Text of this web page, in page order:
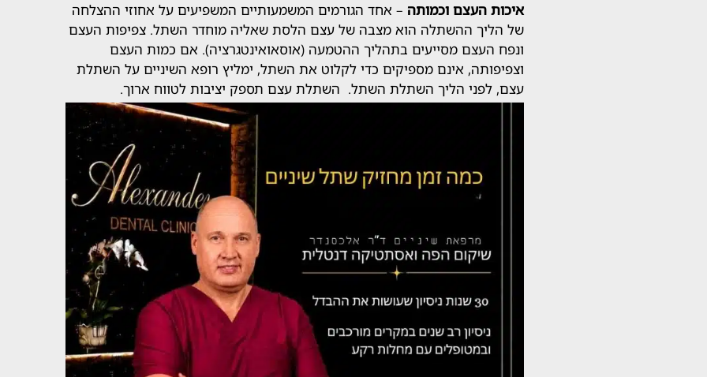
איכות העצם וכמותה – אחד הגורמים המשמעותיים המשפיעים על אחוזי ההצלחה
של הליך ההשתלה הוא מצבה של עצם הלסת שאליה מוחדר השתל. צפיפות העצם
ונפח העצם מסייעים בתהליך ההטמעה (אוסאואינטגרציה). אם כמות העצם
וצפיפותה, אינם מספיקים כדי לקלוט את השתל, ימליץ רופא השיניים על השתלת
עצם, לפני הליך השתלת השתל. השתלת עצם תספק יציבות לטווח ארוך.